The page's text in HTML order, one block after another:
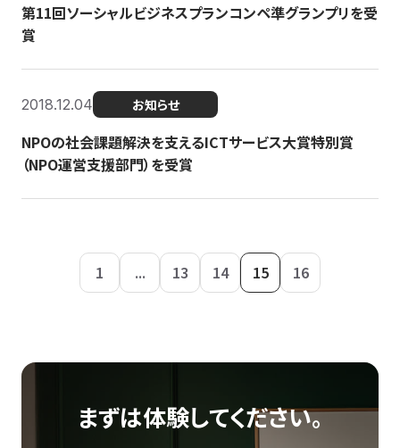
第11回ソーシャルビジネスプランコンペ準グランプリを受
賞
2018.12.04 お知らせ
NPOの社会課題解決を支えるICTサービス大賞特別賞
（NPO運営支援部門）を受賞
1 ... 13 14 15 16
まずは体験してください。